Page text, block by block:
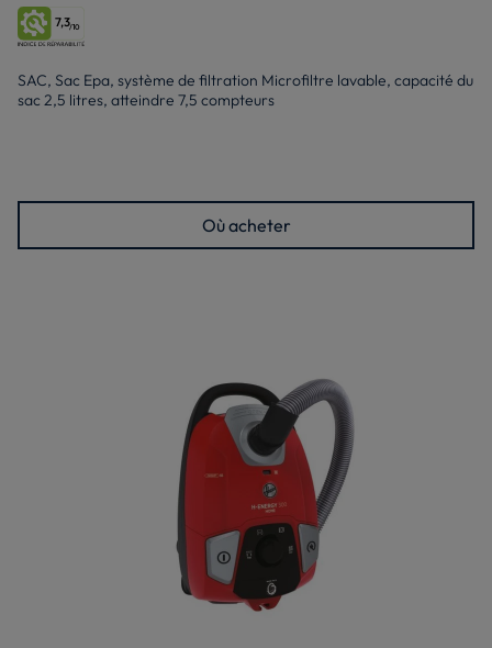
7,3/10
SAC, Sac Epa, système de filtration Microfiltre lavable, capacité du
sac 2,5 litres, atteindre 7,5 compteurs
Où acheter